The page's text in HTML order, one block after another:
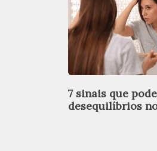
7 sinais que
desequilíbrios